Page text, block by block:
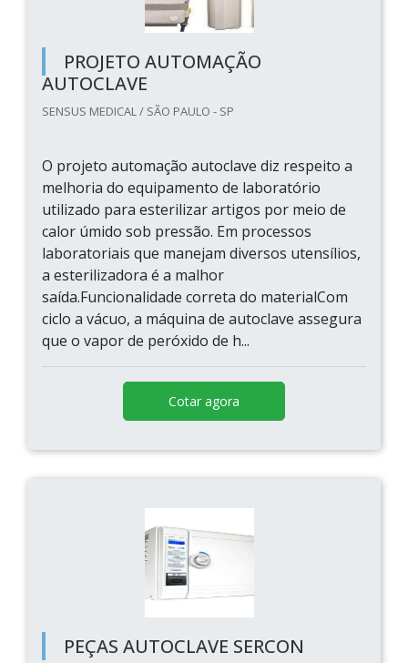
PROJETO AUTOMAÇÃO
AUTOCLAVE
SENSUS MEDICAL / SÃO PAULO - SP
O projeto automação autoclave diz respeito a
melhoria do equipamento de laboratório
utilizado para esterilizar artigos por meio de
calor úmido sob pressão. Em processos
laboratoriais que manejam diversos utensílios,
a esterilizadora é a malhor
saída.Funcionalidade correta do materialCom
ciclo a vácuo, a máquina de autoclave assegura
que o vapor de peróxido de h...
Cotar agora
PEÇAS AUTOCLAVE SERCON